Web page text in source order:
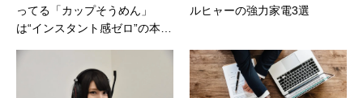
ってる「カップそうめん」
は“インスタント感ゼロ”の本格
ルヒャーの強力家電3選